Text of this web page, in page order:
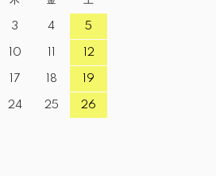
3 4 5
10 12
17 18 19
24 25 26